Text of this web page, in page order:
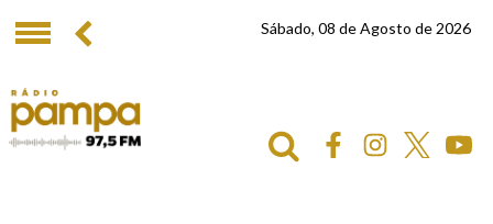
Sábado, 08 de Agosto de 2026